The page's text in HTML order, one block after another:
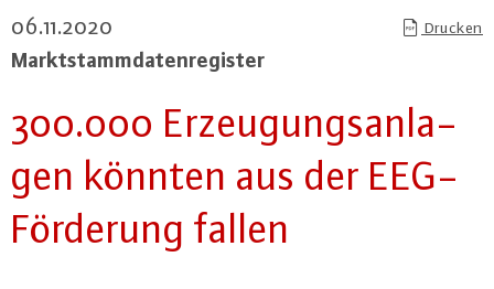
06.11.2020 Drucken
Markt­stamm­da­ten­re­gis­ter
300.000 Er­zeu­gungs­an­la­
gen könnten aus der EEG-
För­de­rung fallen